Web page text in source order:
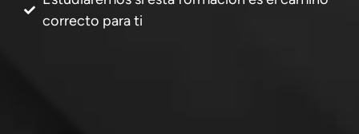
correcto para ti